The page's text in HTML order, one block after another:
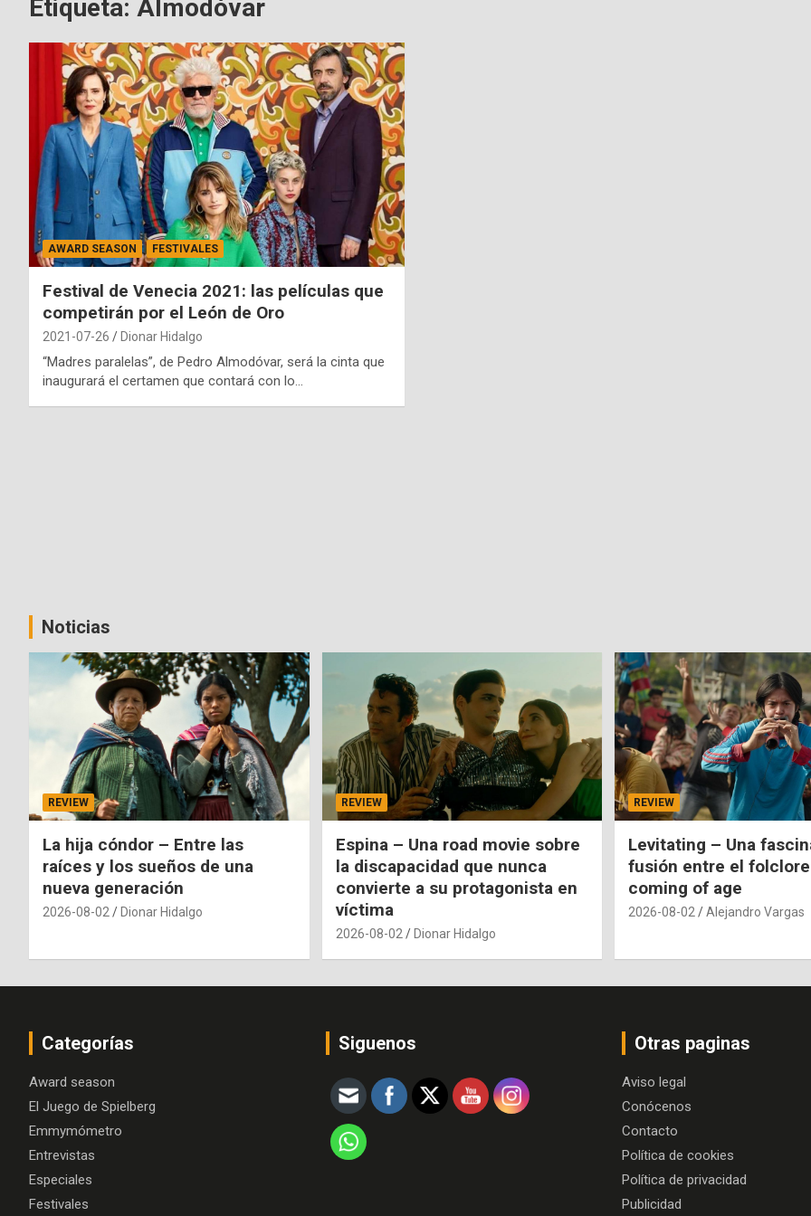
Etiqueta: Almodóvar
AWARD SEASON FESTIVALES
Festival de Venecia 2021: las películas que
competirán por el León de Oro
2021-07-26 Dionar Hidalgo
“Madres paralelas”, de Pedro Almodóvar, será la cinta que
inaugurará el certamen que contará con lo…
Noticias
REVIEW
La hija cóndor – Entre las
raíces y los sueños de una
nueva generación
2026-08-02 Dionar Hidalgo
REVIEW
Espina – Una road movie sobre
la discapacidad que nunca
convierte a su protagonista en
víctima
2026-08-02 Dionar Hidalgo
REVIEW
Levitating – Una
fusión entre el
coming of age
2026-08-02 Alejandro Vargas
Categorías
Award season
El Juego de Spielberg
Emmymómetro
Entrevistas
Especiales
Festivales
Siguenos Otras paginas
Aviso legal
Conócenos
Contacto
Política de cookies
Política de privacidad
Publicidad